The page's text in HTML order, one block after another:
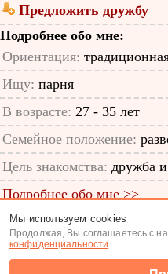
Предложить дружбу
Подробнее обо мне:
Ориентация:
Ищу: парня
В возрасте: 27 - 35 лет
Семейное положение:
Цель знакомства: дружба
Подробнее обо мне >>
ID анкеты: 59155568
Знакомства|Поиск анкет
Мы используем cookies
Продолжая, Вы соглашаетесь с
конфиденциальности.